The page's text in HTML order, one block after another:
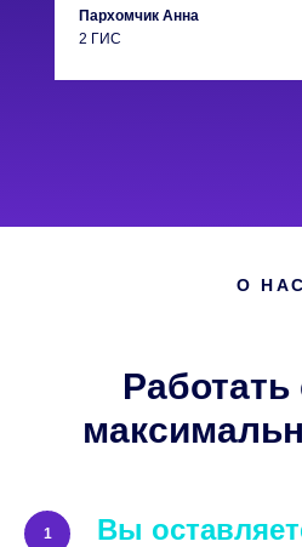
Пархомчик Анна
2 ГИС
О НАС
1 Вы